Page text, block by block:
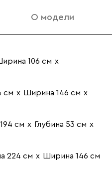
О модели
106 см х
см х Ширина 146 см х
см х Глубина 53 см х
224 см х Ширина 146 см